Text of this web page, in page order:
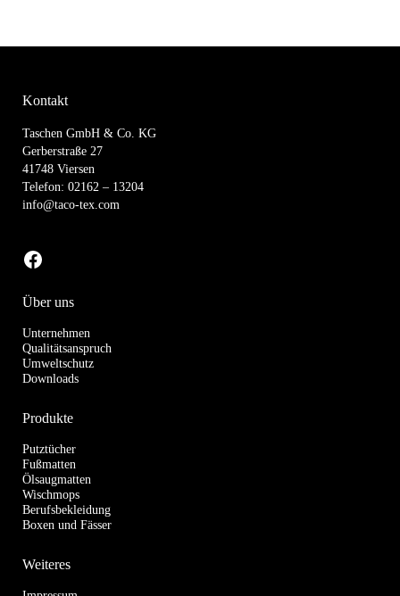
Kontakt
Taschen GmbH & Co. KG
Gerberstraße 27
41748 Viersen
Telefon: 02162 – 13204
info@taco-tex.com
zu unserer Facebook-Seite
Über uns
Unternehmen
Qualitätsanspruch
Umweltschutz
Downloads
Produkte
Putztücher
Fußmatten
Ölsaugmatten
Wischmops
Berufsbekleidung
Boxen und Fässer
Weiteres